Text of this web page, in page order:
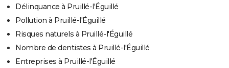
Délinquance à Pruillé-l'Éguillé
Pollution à Pruillé-l'Éguillé
Risques naturels à Pruillé-l'Éguillé
Nombre de dentistes à Pruillé-l'Éguillé
Entreprises à Pruillé-l'Éguillé